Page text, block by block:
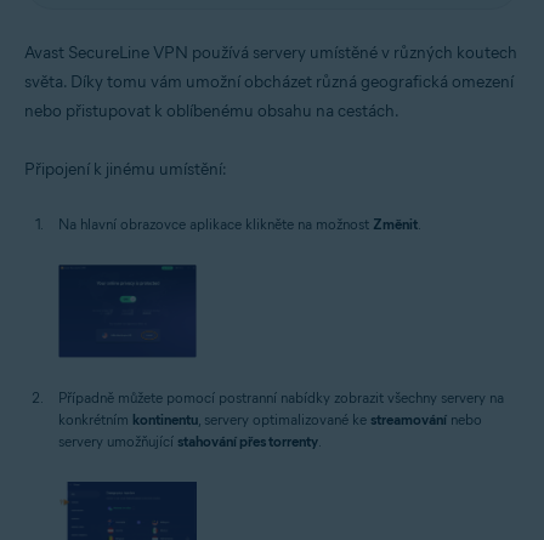
Avast SecureLine VPN používá servery umístěné v různých koutech
světa. Díky tomu vám umožní obcházet různá geografická omezení
nebo přistupovat k oblíbenému obsahu na cestách.
Připojení k jinému umístění:
Na hlavní obrazovce aplikace klikněte na možnost Změnit
Případně můžete pomocí postranní nabídky zobrazit všechny servery na
konkrétním kontinentu , servery optimalizované ke streamování nebo
servery umožňující stahování přes torrenty